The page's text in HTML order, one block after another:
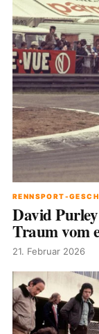
RENNSPORT-
David
Traum vom
21. Februar 2026